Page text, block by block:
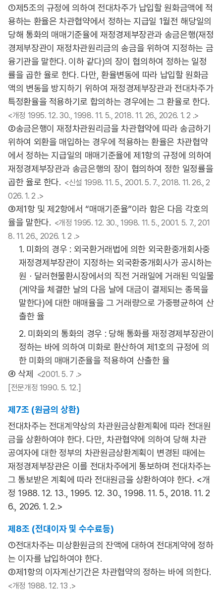
①제5조의 규정에 의하여 전대차주가 납입할 원화금액에 적
용하는 환율은 차관협약에서 정하는 지급일 1월전 해당일의
당해 통화의 매매기준율에 재정경제부장관과 송금은행(재정
경제부장관이 재정차관원리금의 송금을 위하여 지정하는 금
융기관을 말한다. 이하 같다)의 장이 협의하여 정하는 일정
률을 곱한 율로 한다. 다만, 환율변동에 따라 납입할 원화금
액의 변동을 방지하기 위하여 재정경제부장관과 전대차주가
특정환율을 적용하기로 합의하는 경우에는 그 환율로 한다.
<개정 1995. 12. 30., 1998. 11. 5., 2018. 11. 26., 2026. 1. 2 .>
②송금은행이 재정차관원리금을 차관협약에 따라 송금하기
위하여 외환을 매입하는 경우에 적용하는 환율은 차관협약
에서 정하는 지급일의 매매기준율에 제1항의 규정에 의하여
재정경제부장관과 송금은행의 장이 협의하여 정한 일정률을
곱한 율로 한다. <신설 1998. 11. 5., 2001. 5. 7., 2018. 11. 26., 2
026. 1. 2 .>
③제1항 및 제2항에서 “매매기준율”이라 함은 다음 각호의
율을 말한다. <개정 1995. 12. 30., 1998. 11. 5., 2001. 5. 7., 201
8. 11. 26., 2026. 1. 2 .>
1. 미화의 경우 : 외국환거래법에 의한 외국환중개회사중
재정경제부장관이 지정하는 외국환중개회사가 공시하는
원ㆍ달러현물환시장에서의 직전 거래일에 거래된 익일물
(계약을 체결한 날의 다음 날에 대금이 결제되는 종목을
말한다)에 대한 매매율을 그 거래량으로 가중평균하여 산
출한 율
2. 미화외의 통화의 경우 : 당해 통화를 재정경제부장관이
정하는 바에 의하여 미화로 환산하여 제1호의 규정에 의
한 미화의 매매기준율을 적용하여 산출한 율
④ 삭제
<2001. 5. 7 .>
[전문개정 1990. 5. 12.]
제7조 (원금의 상환)
전대차주는 전대계약상의 차관원금상환계획에 따라 전대원
금을 상환하여야 한다. 다만, 차관협약에 의하여 당해 차관
공여자에 대한 정부의 차관원금상환계획이 변경된 때에는
재정경제부장관은 이를 전대차주에게 통보하며 전대차주는
그 통보받은 계획에 따라 전대원금을 상환하여야 한다. <개
정 1988. 12. 13., 1995. 12. 30., 1998. 11. 5., 2018. 11. 2
6., 2026. 1. 2.>
제8조 (전대이자 및 수수료등)
①전대차주는 미상환원금의 잔액에 대하여 전대계약에 정하
는 이자를 납입하여야 한다.
②제1항의 이자계산기간은 차관협약의 정하는 바에 의한다.
<개정 1988. 12. 13 .>